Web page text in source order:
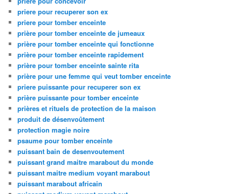
priere pour recuperer son ex
priere pour tomber enceinte
prière pour tomber enceinte de jumeaux
prière pour tomber enceinte qui fonctionne
prière pour tomber enceinte rapidement
prière pour tomber enceinte sainte rita
prière pour une femme qui veut tomber enceinte
priere puissante pour recuperer son ex
prière puissante pour tomber enceinte
prières et rituels de protection de la maison
produit de désenvoûtement
protection magie noire
psaume pour tomber enceinte
puissant bain de desenvoutement
puissant grand maitre marabout du monde
puissant maitre medium voyant marabout
puissant marabout africain